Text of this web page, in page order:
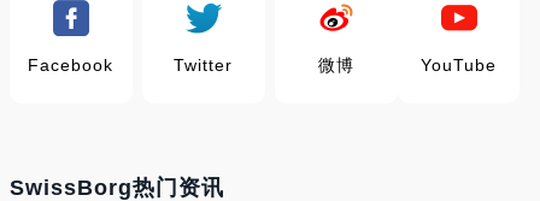
Facebook Twitter 微博 YouTube
SwissBorg热门资讯